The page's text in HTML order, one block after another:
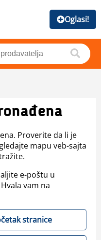
Oglasi!
Proverite da li je
mapu veb-sajta
e-poštu u
vam na
stranice